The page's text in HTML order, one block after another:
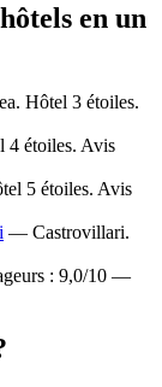
en un
Hôtel 3 étoiles.
étoiles. Avis
5 étoiles. Avis
— Castrovillari.
: 9,0/10 —